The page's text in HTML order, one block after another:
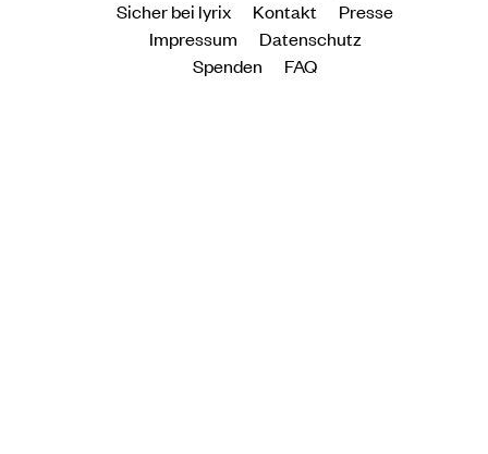
Sicher bei lyrix
Kontakt
Presse
Impressum
Datenschutz
Spenden
FAQ